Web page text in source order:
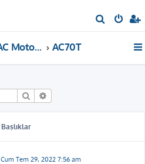
r
AC Motor Sürücü AC70T
Ara
Başlıklar
Cum Tem 29, 2022 7:56 am